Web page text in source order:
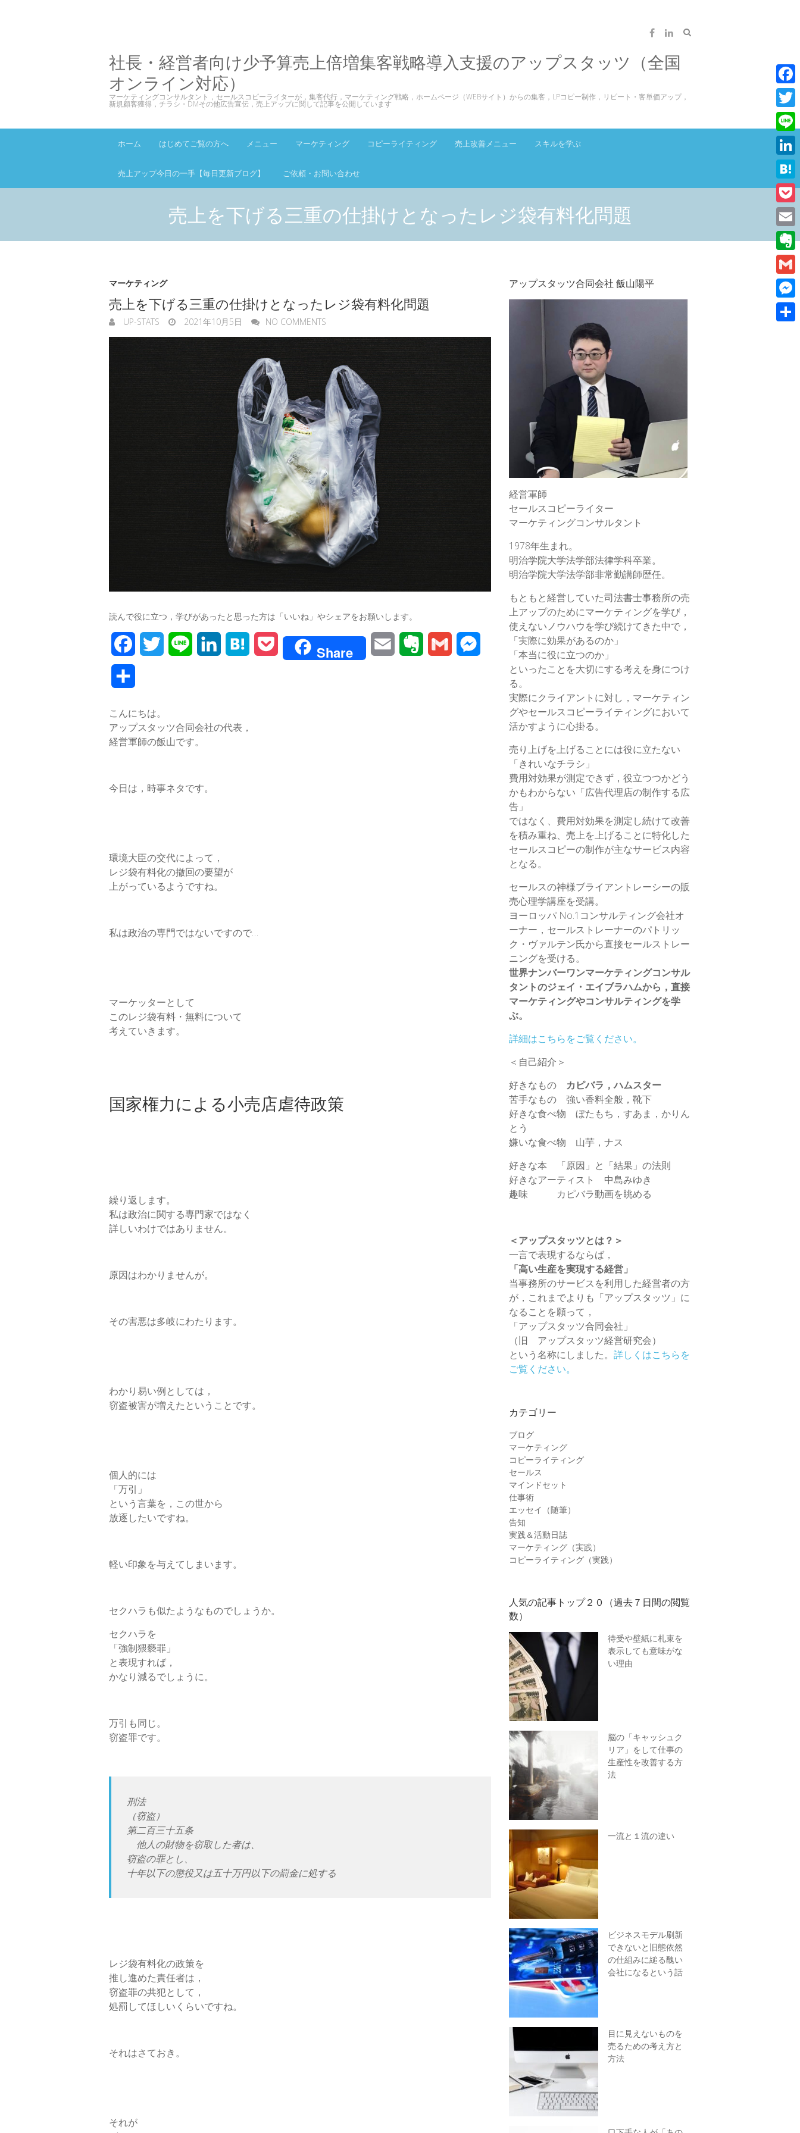
社長・経営者向け少予算売上倍増集客戦略導入支援のアップスタッツ（全国
オンライン対応）
マーケティングコンサルタント，セールスコピーライターが，集客代行，マーケティング戦略，ホームページ（WEBサイト）からの集客，LPコピー制作，リピート・客単価アップ，
新規顧客獲得，チラシ・DMその他広告宣伝，売上アップに関して記事を公開しています
ホーム はじめてご覧の方へ メニュー マーケティング コピーライティング 売上改善メニュー スキルを学ぶ
売上アップ今日の一手【毎日更新ブログ】 ご依頼・お問い合わせ
売上を下げる三重の仕掛けとなったレジ袋有料化問題
マーケティング
売上を下げる三重の仕掛けとなったレジ袋有料化問題
UP-STATS 2021年10月5日 NO COMMENTS
読んで役に立つ，学びがあったと思った方は「いいね」やシェアをお願いします。
e
b
o
t
r
P
Share
こんにちは。
アップスタッツ合同会社の代表，
経営軍師の飯山です。
今日は，時事ネタです。
環境大臣の交代によって，
レジ袋有料化の撤回の要望が
上がっているようですね。
私は政治の専門ではないですので…
マーケッターとして
このレジ袋有料・無料について
考えていきます。
国家権力による小売店虐待政策
繰り返します。
私は政治に関する専門家ではなく
詳しいわけではありません。
原因はわかりませんが。
その害悪は多岐にわたります。
わかり易い例としては，
窃盗被害が増えたということです。
個人的には
「万引」
という言葉を，この世から
放逐したいですね。
軽い印象を与えてしまいます。
セクハラも似たようなものでしょうか。
セクハラを
「強制猥褻罪」
と表現すれば，
かなり減るでしょうに。
万引も同じ。
窃盗罪です。
刑法
（窃盗）
第二百三十五条
他人の財物を窃取した者は、
窃盗の罪とし、
十年以下の懲役又は五十万円以下の罰金に処する
レジ袋有料化の政策を
推し進めた責任者は，
窃盗罪の共犯として，
処罰してほしいくらいですね。
それはさておき。
それが
アップスタッツ合同会社 飯山陽平
経営軍師
セールスコピーライター
マーケティングコンサルタント
1978年生まれ。
明治学院大学法学部法律学科卒業。
明治学院大学法学部非常勤講師歴任。
もともと経営していた司法書士事務所の売
上アップのためにマーケティングを学び，
使えないノウハウを学び続けてきた中で，
「実際に効果があるのか」
「本当に役に立つのか」
といったことを大切にする考えを身につけ
る。
実際にクライアントに対し，マーケティン
グやセールスコピーライティングにおいて
活かすように心掛る。
売り上げを上げることには役に立たない
「きれいなチラシ」
費用対効果が測定できず，役立つつかどう
かもわからない「広告代理店の制作する広
告」
ではなく、費用対効果を測定し続けて改善
を積み重ね、売上を上げることに特化した
セールスコピーの制作が主なサービス内容
となる。
セールスの神様ブライアントレーシーの販
売心理学講座を受講。
ヨーロッパ No.1コンサルティング会社オ
ーナー，セールストレーナーのパトリッ
ク・ヴァルテン氏から直接セールストレー
ニングを受ける。
世界ナンバーワンマーケティングコンサル
タントのジェイ・エイブラハムから，直接
マーケティングやコンサルティングを学
ぶ。
詳細はこちらをご覧ください。
＜自己紹介＞
好きなもの カピバラ，ハムスター
苦手なもの 強い香料全般，靴下
好きな食べ物 ぼたもち，すあま，かりん
とう
嫌いな食べ物 山芋，ナス
好きな本 「原因」と「結果」の法則
好きなアーティスト 中島みゆき
趣味 カピバラ動画を眺める
＜アップスタッツとは？＞
一言で表現するならば，
「高い生産を実現する経営」
当事務所のサービスを利用した経営者の方
が，これまでよりも「アップスタッツ」に
なることを願って，
「アップスタッツ合同会社」
（旧 アップスタッツ経営研究会）
という名称にしました。詳しくはこちらを
ご覧ください。
カテゴリー
ブログ
マーケティング
コピーライティング
セールス
マインドセット
仕事術
エッセイ（随筆）
告知
実践＆活動日誌
マーケティング（実践）
コピーライティング（実践）
人気の記事トップ２０（過去７日間の閲覧
数）
待受や壁紙に札束を
表示しても意味がな
い理由
脳の「キャッシュク
リア」をして仕事の
生産性を改善する方
法
一流と１流の違い
ビジネスモデル刷新
できないと旧態依然
の仕組みに縋る醜い
会社になるという話
目に見えないものを
売るための考え方と
方法
F
a
c
e
b
o
o
k
T
w
i
e
r
L
i
n
e
L
i
n
k
e
d
I
n
H
a
t
e
n
a
P
o
c
k
e
t
E
m
a
E
v
e
G
m
a
M